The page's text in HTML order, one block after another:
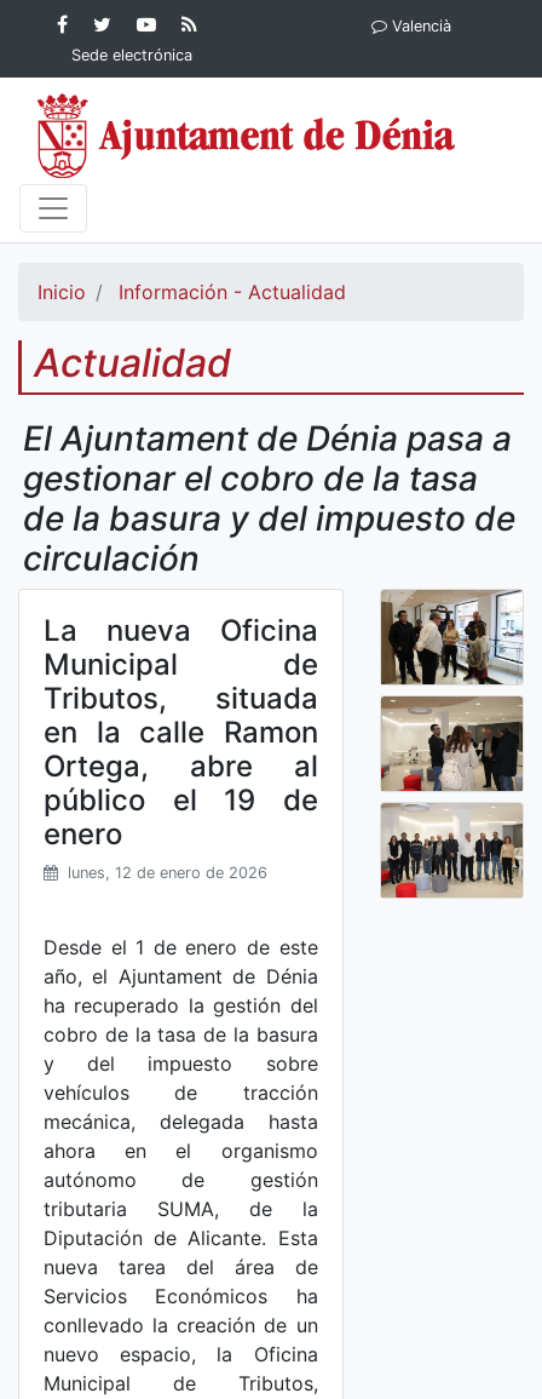
Contenido principalFacebook
Ayuntamiento de
Dénia
Ayuntamiento
de Dénia
YouTube
Ayuntamiento
de Dénia
Ayuntamiento
Sede electrónica
Valencià
Inicio Información - Actualidad
Actualidad
El Ajuntament de Dénia pasa a
gestionar el cobro de la tasa
de la basura y del impuesto de
circulación
La nueva Oficina
Municipal de
Tributos, situada
en la calle Ramon
Ortega, abre al
público el 19 de
enero
lunes, 12 de enero de 2026
Desde el 1 de enero de este
año, el Ajuntament de Dénia
ha recuperado la gestión del
cobro de la tasa de la basura
y del impuesto sobre
vehículos de tracción
mecánica, delegada hasta
ahora en el organismo
autónomo de gestión
tributaria SUMA, de la
Diputación de Alicante. Esta
nueva tarea del área de
Servicios Económicos ha
conllevado la creación de un
nuevo espacio, la Oficina
Municipal de Tributos,